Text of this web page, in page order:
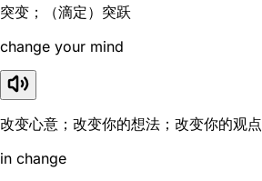
突变；（滴定）突跃
change your mind
改变心意；改变你的想法；改变你的观点
in change